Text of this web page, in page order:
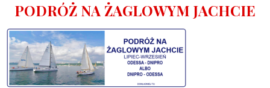
PODRÓŻ NA ŻAGLOWYM JACHCIE